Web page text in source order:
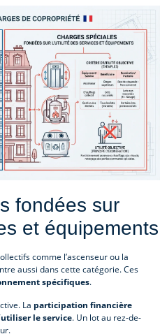
fondées sur
et équipements
comme l’ascenseur ou la
aussi dans cette catégorie. Ces
spécifiques.
La participation financière
le service. Un lot au rez-de-